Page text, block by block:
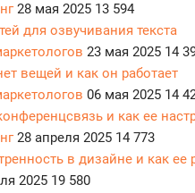
28 мая 2025 13 594
для озвучивания текста
23 мая 2025 14
вещей и как он работает
06 мая 2025 14
и как ее
28 апреля 2025 14 773
в дизайне и как ее
2025 19 580